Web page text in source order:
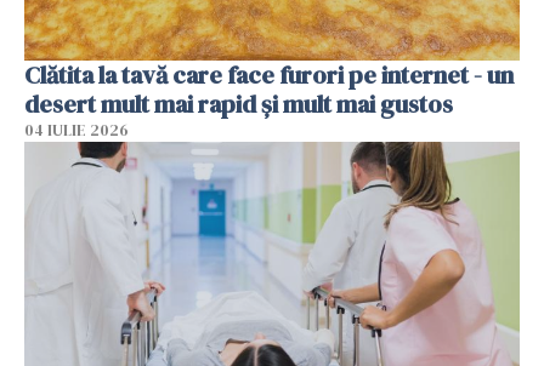
Clătita la tavă care face furori pe internet - un
desert mult mai rapid și mult mai gustos
04 IULIE 2026